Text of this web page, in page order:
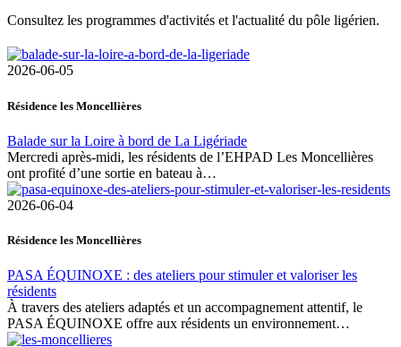
Consultez les programmes d'activités et l'actualité du pôle ligérien.
2026-06-05
Résidence les Moncellières
Balade sur la Loire à bord de La Ligériade
Mercredi après-midi, les résidents de l’EHPAD Les Moncellières
ont profité d’une sortie en bateau à…
2026-06-04
Résidence les Moncellières
PASA ÉQUINOXE : des ateliers pour stimuler et valoriser les
résidents
À travers des ateliers adaptés et un accompagnement attentif, le
PASA ÉQUINOXE offre aux résidents un environnement…